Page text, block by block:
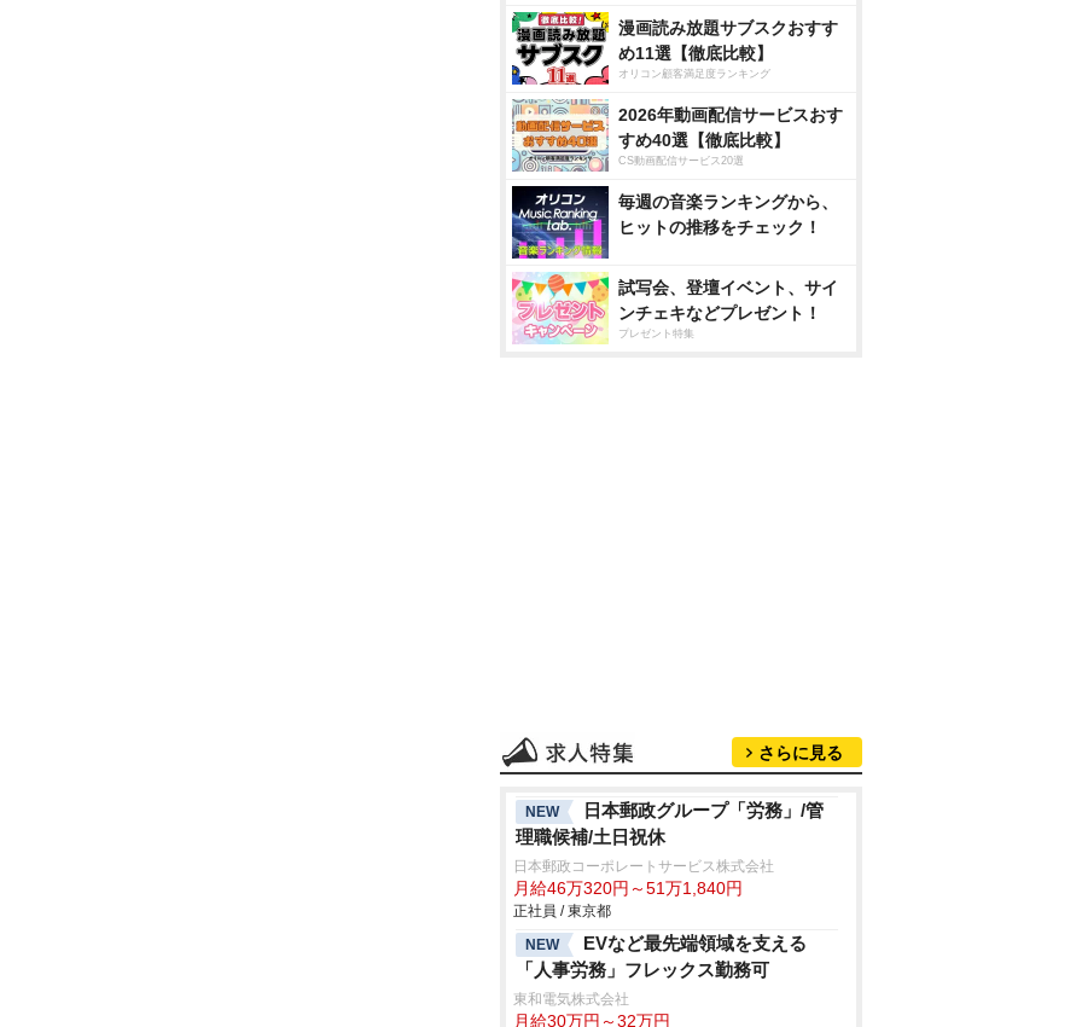
漫画読み放題サブスクおすす
め11選【徹底比較】
オリコン顧客満足度ランキング
2026年動画配信サービスおす
すめ40選【徹底比較】
CS動画配信サービス20選
毎週の音楽ランキングから、
ヒットの推移をチェック！
試写会、登壇イベント、サイ
ンチェキなどプレゼント！
プレゼント特集
さらに見る
NEW
日本郵政グループ「労務」/管
理職候補/土日祝休
日本郵政コーポレートサービス株式会社
月給46万320円～51万1,840円
正社員 / 東京都
NEW
EVなど最先端領域を支える
「人事労務」フレックス勤務可
東和電気株式会社
月給30万円～32万円